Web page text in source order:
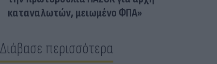
καταναλωτών, μειωμένο ΦΠΑ»
Διάβασε περισσότερα